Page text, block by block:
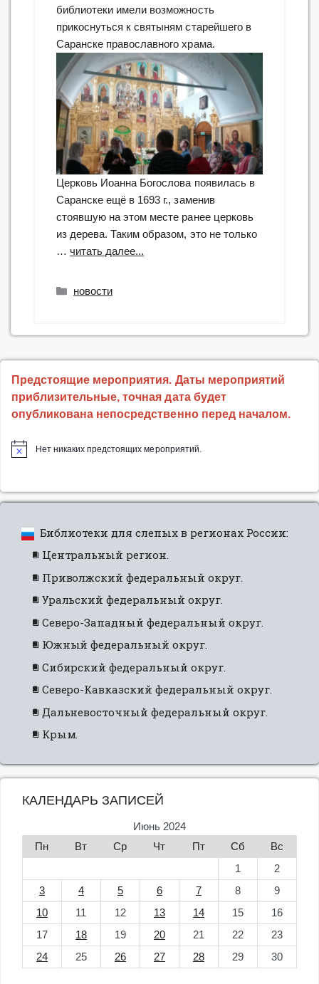
библиотеки имели возможность
прикоснуться к святыням старейшего в
Саранске православного храма.
Церковь Иоанна Богослова появилась в
Саранске ещё в 1693 г., заменив
стоявшую на этом месте ранее церковь
из дерева. Таким образом, это не только
…читать далее...
Рубрики
новости
Предстоящие мероприятия. Даты мероприятий
приблизительные, точная дата будет
опубликована непосредственно перед началом.
Нет никаких предстоящих мероприятий.
Библиотеки для слепых в регионах России:
Центральный регион.
Приволжский федеральный округ.
Уральский федеральный округ.
Северо-Западный федеральный округ.
Южный федеральный округ.
Сибирский федеральный округ.
Северо-Кавказский федеральный округ.
Дальневосточный федеральный округ.
Крым.
КАЛЕНДАРЬ ЗАПИСЕЙ
Июнь 2024
Пн
Вт Ср Чт Пт Сб
Вс
1
2
3
4 5 6 7 8
9
10
11 12 13 14 15
16
17
18 19 20 21 22
23
24
25 26 27 28 29 30